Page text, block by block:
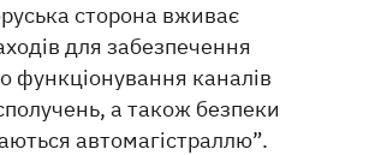
сторона вживає
для забезпечення
функціонування каналів
а також безпеки
автомагістраллю”.